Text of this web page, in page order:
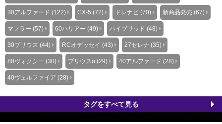
30アルファード (122) CX-5 (72) ドレナビ (70) 新商品発売 (67)
マフラー (57) 60ハリアー (49) ハイブリッド (48)
30プリウス (44) RCオデッセイ (43) 27セレナ (35)
80ヴォクシー (30) プリウスα (29) 40アルファード (28)
40ヴェルファイア (28)
タグをすべて見る